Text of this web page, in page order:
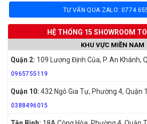
TƯ VẤN QUA ZALO:
HỆ THỐNG 15 SHOWROOM
KHU VỰC MIỀN NAM
Quận 2: 109 Lương Định Của, P. An Khánh,
0965755119
Quận 10: 432 Ngô Gia Tự, Phường 4, Quận
0388496015